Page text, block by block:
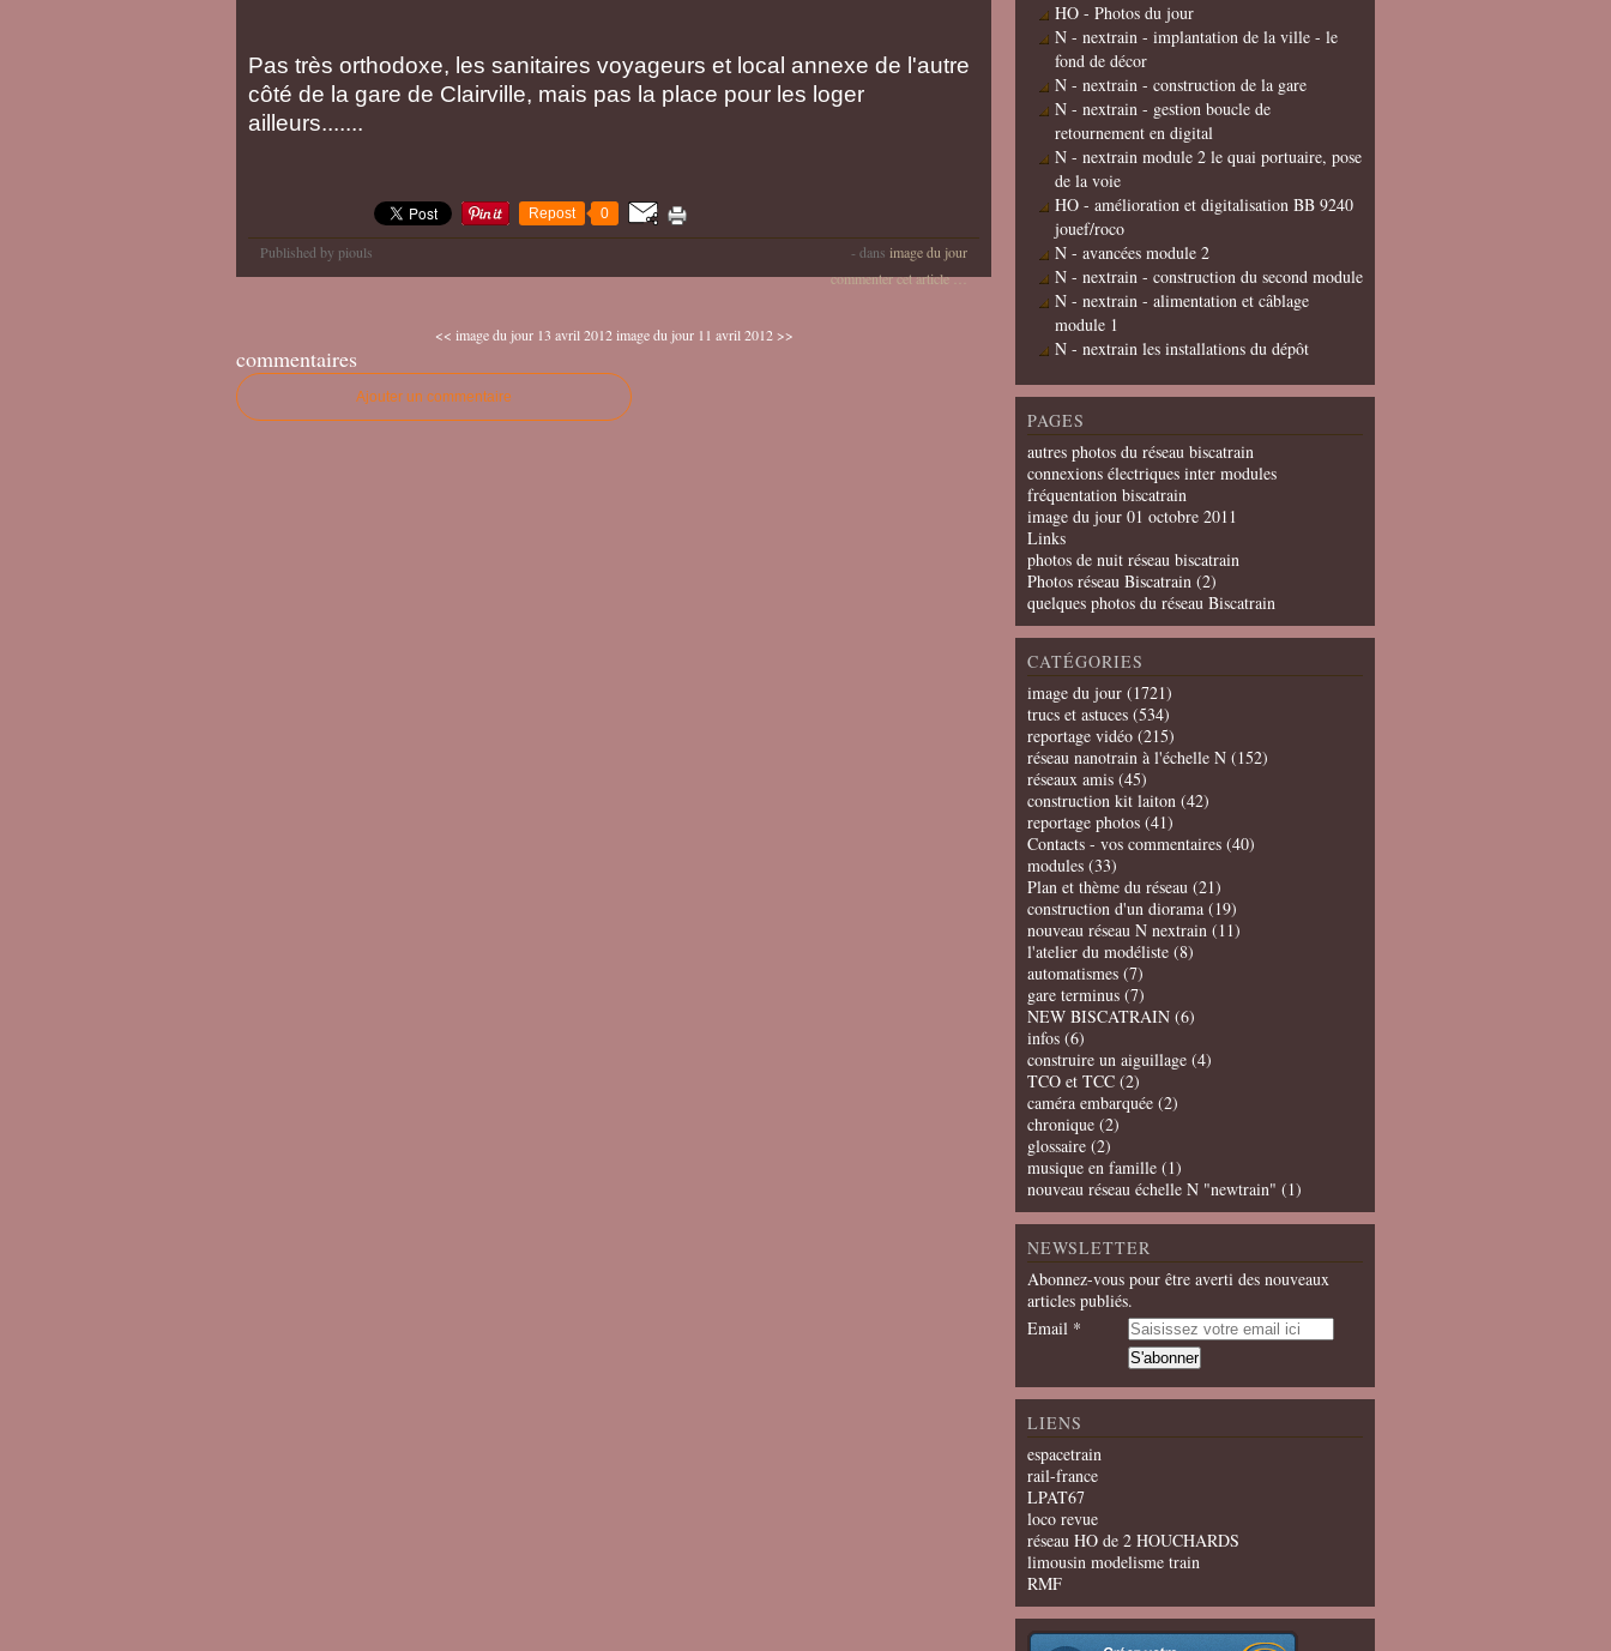
Pas très orthodoxe, les sanitaires voyageurs et local annexe de l'autre
côté de la gare de Clairville, mais pas la place pour les loger
ailleurs.......
Repost 0
Published by piouls - dans image du jour
commenter cet article…
<< image du jour 13 avril 2012 image du jour 11 avril 2012 >>
commentaires
Ajouter un commentaire
HO - Photos du jour
N - nextrain - implantation de la ville - le
fond de décor
N - nextrain - construction de la gare
N - nextrain - gestion boucle de
retournement en digital
N - nextrain module 2 le quai portuaire, pose
de la voie
HO - amélioration et digitalisation BB 9240
jouef/roco
N - avancées module 2
N - nextrain - construction du second module
N - nextrain - alimentation et câblage
module 1
N - nextrain les installations du dépôt
PAGES
autres photos du réseau biscatrain
connexions électriques inter modules
fréquentation biscatrain
image du jour 01 octobre 2011
Links
photos de nuit réseau biscatrain
Photos réseau Biscatrain (2)
quelques photos du réseau Biscatrain
CATÉGORIES
image du jour (1721)
trucs et astuces (534)
reportage vidéo (215)
réseau nanotrain à l'échelle N (152)
réseaux amis (45)
construction kit laiton (42)
reportage photos (41)
Contacts - vos commentaires (40)
modules (33)
Plan et thème du réseau (21)
construction d'un diorama (19)
nouveau réseau N nextrain (11)
l'atelier du modéliste (8)
automatismes (7)
gare terminus (7)
NEW BISCATRAIN (6)
infos (6)
construire un aiguillage (4)
TCO et TCC (2)
caméra embarquée (2)
chronique (2)
glossaire (2)
musique en famille (1)
nouveau réseau échelle N "newtrain" (1)
NEWSLETTER
Abonnez-vous pour être averti des nouveaux
articles publiés.
Email
LIENS
espacetrain
rail-france
LPAT67
loco revue
réseau HO de 2 HOUCHARDS
limousin modelisme train
RMF